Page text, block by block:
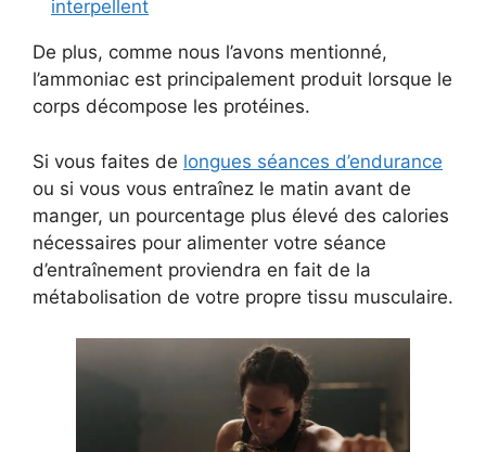
interpellent
De plus, comme nous l’avons mentionné,
l’ammoniac est principalement produit lorsque le
corps décompose les protéines.
Si vous faites de longues séances d’endurance
ou si vous vous entraînez le matin avant de
manger, un pourcentage plus élevé des calories
nécessaires pour alimenter votre séance
d’entraînement proviendra en fait de la
métabolisation de votre propre tissu musculaire.